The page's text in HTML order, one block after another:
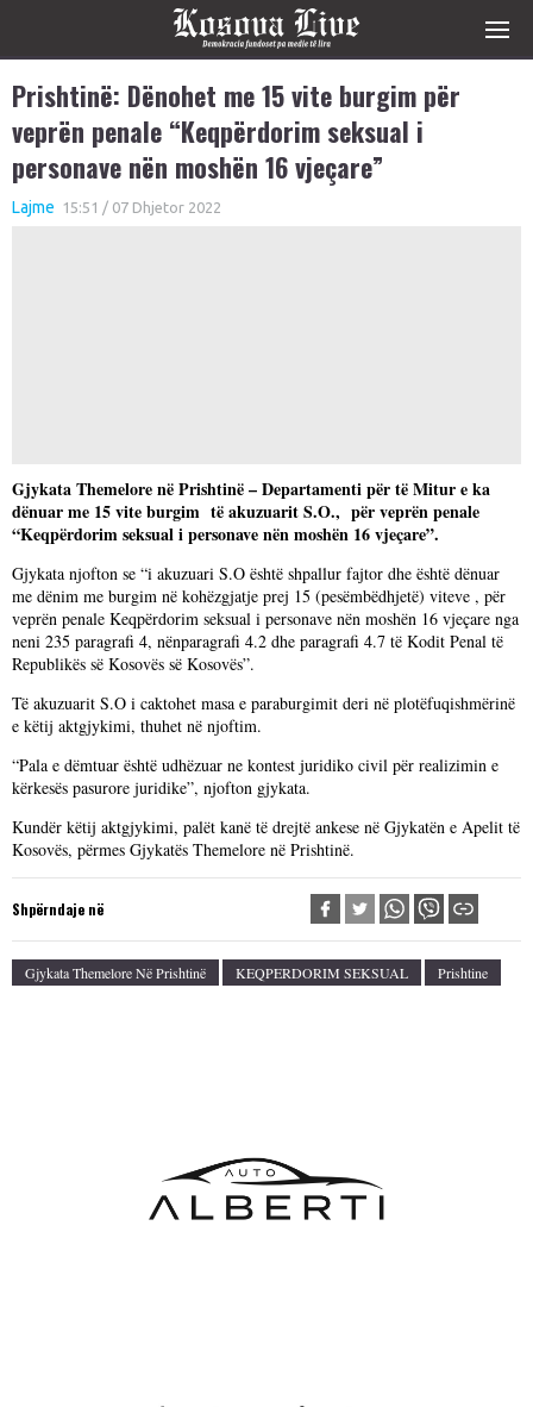
Prishtinë: Dënohet me 15 vite burgim për
veprën penale “Keqpërdorim seksual i
personave nën moshën 16 vjeçare”
Lajme 15:51 / 07 Dhjetor 2022
Gjykata Themelore në Prishtinë – Departamenti për të Mitur e ka
dënuar me 15 vite burgim të akuzuarit S.O., për veprën penale
“Keqpërdorim seksual i personave nën moshën 16 vjeçare”.
Gjykata njofton se “i akuzuari S.O është shpallur fajtor dhe është dënuar
me dënim me burgim në kohëzgjatje prej 15 (pesëmbëdhjetë) viteve , për
veprën penale Keqpërdorim seksual i personave nën moshën 16 vjeçare nga
neni 235 paragrafi 4, nënparagrafi 4.2 dhe paragrafi 4.7 të Kodit Penal të
Republikës së Kosovës së Kosovës”.
Të akuzuarit S.O i caktohet masa e paraburgimit deri në plotëfuqishmërinë
e këtij aktgjykimi, thuhet në njoftim.
“Pala e dëmtuar është udhëzuar ne kontest juridiko civil për realizimin e
kërkesës pasurore juridike”, njofton gjykata.
Kundër këtij aktgjykimi, palët kanë të drejtë ankese në Gjykatën e Apelit të
Kosovës, përmes Gjykatës Themelore në Prishtinë.
Shpërndaje në
Gjykata Themelore Në Prishtinë KEQPERDORIM SEKSUAL Prishtine